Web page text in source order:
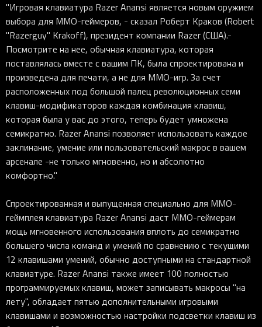
"Игровая клавиатура Razer Anansi является новым оружием
выбора для MMO-геймеров, - сказал Роберт Краков (Robert
"Razerguy" Krakoff), президент компании Razer (США).-
Посмотрите на нее, обычная клавиатура, которая
поставлялась вместе с вашим ПК, была спроектирована и
произведена для печати, а не для MMO-игр. За счет
расположенных под большой палец революционных семи
клавиш-модификаторов каждая комбинация клавиш,
которая была у вас до этого, теперь будет умножена
семикратно. Razer Anansi позволяет использовать каждое
заклинание, умение или пользовательский макрос в вашем
арсенале -не только мгновенно, но и абсолютно
комфортно."
Спроектированная и выпущенная специально для MMO-
геймплея клавиатура Razer Anansi даст MMO-геймерам
мощь мгновенного использования вплоть до семикратно
большего числа команд и умений по сравнению с текущими
12 клавишами умений, обычно доступными на стандартной
клавиатуре. Razer Anansi также имеет 100 полностью
программируемых клавиш, может записывать макросы "на
лету", обладает пятью дополнительными игровыми
клавишами и возможностью настройки подсветки клавиш из